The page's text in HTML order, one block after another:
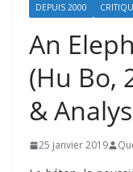
DEPUIS 2000
An
(Hu Bo,
&
25 janvier 2019